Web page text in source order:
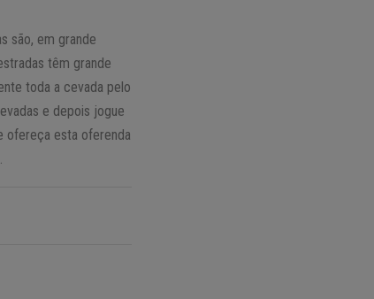
são, em grande
têm grande
toda a cevada pelo
e depois jogue
ofereça esta oferenda